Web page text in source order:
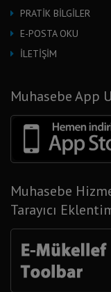
PRATİK BİLGİLER
E-POSTA OKU
İLETİŞİM
Muhasebe App
Muhasebe
Tarayıcı